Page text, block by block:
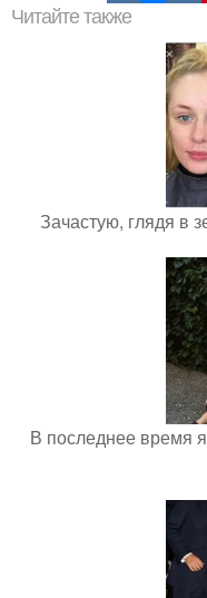
Читайте также
Зачастую, глядя в
В последнее время